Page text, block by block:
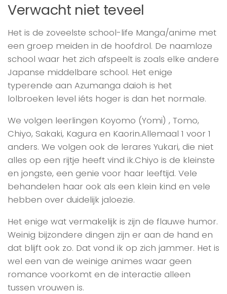
Verwacht niet teveel
Het is de zoveelste school-life Manga/anime met
een groep meiden in de hoofdrol. De naamloze
school waar het zich afspeelt is zoals elke andere
Japanse middelbare school. Het enige
typerende aan Azumanga daioh is het
lolbroeken level iéts hoger is dan het normale.
We volgen leerlingen Koyomo (Yomi) , Tomo,
Chiyo, Sakaki, Kagura en Kaorin.Allemaal 1 voor 1
anders. We volgen ook de lerares Yukari, die niet
alles op een rijtje heeft vind ik.Chiyo is de kleinste
en jongste, een genie voor haar leeftijd. Vele
behandelen haar ook als een klein kind en vele
hebben over duidelijk jaloezie.
Het enige wat vermakelijk is zijn de flauwe humor.
Weinig bijzondere dingen zijn er aan de hand en
dat blijft ook zo. Dat vond ik op zich jammer. Het is
wel een van de weinige animes waar geen
romance voorkomt en de interactie alleen
tussen vrouwen is.